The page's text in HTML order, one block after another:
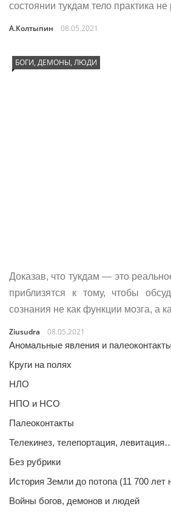
состоянии тукдам тело практика не
А.Колтыпин 08.05.2021
БОГИ, ДЕМОНЫ, ЛЮДИ
Доказав, что тукдам — это
приблизятся к тому, чтобы
сознания не как функции мозга, а
Ziusudra
08.05.2021
Аномальные явления и палеоконтакты
Круги на полях
НЛО
НПО и НСО
Палеоконтакты
Телекинез, телепортация,
Без рубрики
История Земли до потопа (11 700 лет
Войны богов, демонов и людей